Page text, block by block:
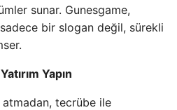
sunar. Gunesgame,
bir slogan değil, sürekli
Yapın
tecrübe ile